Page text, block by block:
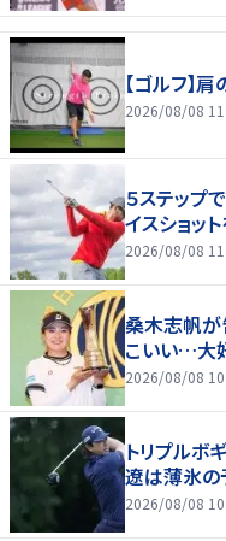
【ゴルフ】
2026/08/08
５ステップ
イスショッ
2026/08/08
桑木志帆が
こいい…大
2026/08/08
トリプルボ
遼は薄氷
2026/08/08